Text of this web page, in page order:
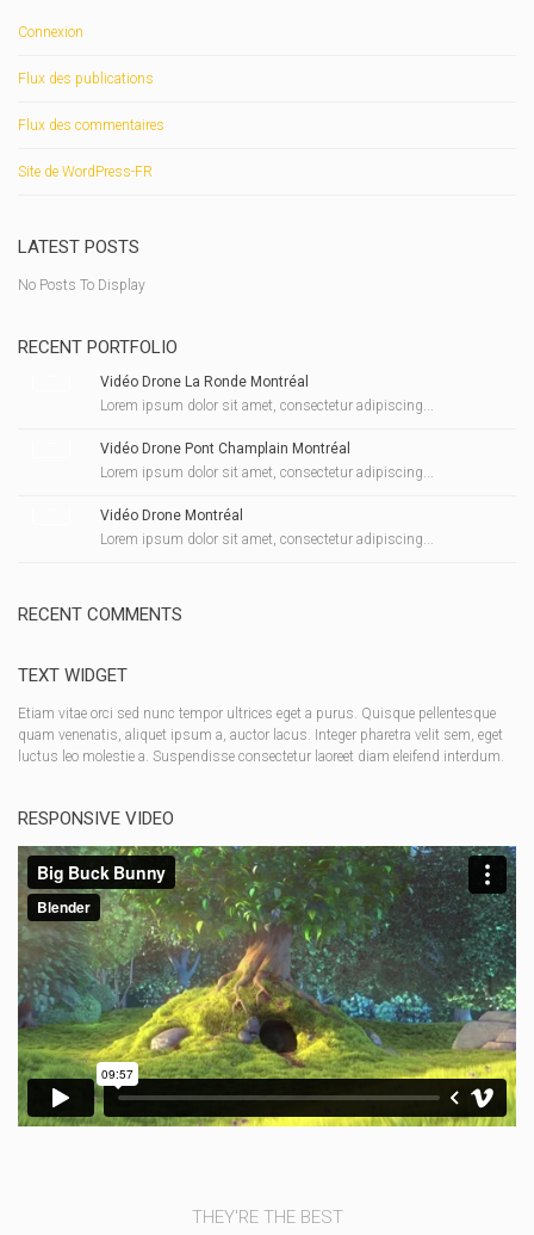
Connexion
Flux des publications
Flux des commentaires
Site de WordPress-FR
LATEST POSTS
No Posts To Display
RECENT PORTFOLIO
Vidéo Drone La Ronde Montréal
Lorem ipsum dolor sit amet, consectetur adipiscing...
Vidéo Drone Pont Champlain Montréal
Lorem ipsum dolor sit amet, consectetur adipiscing...
Vidéo Drone Montréal
Lorem ipsum dolor sit amet, consectetur adipiscing...
RECENT COMMENTS
TEXT WIDGET
Etiam vitae orci sed nunc tempor ultrices eget a purus. Quisque pellentesque
quam venenatis, aliquet ipsum a, auctor lacus. Integer pharetra velit sem, eget
luctus leo molestie a. Suspendisse consectetur laoreet diam eleifend interdum.
RESPONSIVE VIDEO
THEY'RE THE BEST